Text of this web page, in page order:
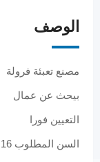
الوصف
مصنع تعبئة فرولة
بيحث عن عمال
التعيين فورا
السن المطلوب 16 ل 49 سنة